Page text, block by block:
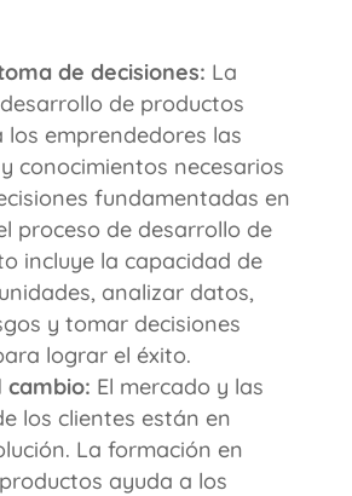
de decisiones: La
de productos
emprendedores las
conocimientos necesarios
fundamentadas en
proceso de desarrollo de
incluye la capacidad de
analizar datos,
y tomar decisiones
lograr el éxito.
cambio: El mercado y las
los clientes están en
La formación en
ayuda a los